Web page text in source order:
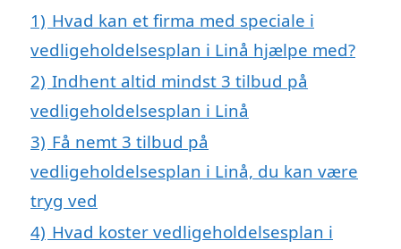
1) Hvad kan et firma med speciale i
vedligeholdelsesplan i Linå hjælpe med?
2) Indhent altid mindst 3 tilbud på
vedligeholdelsesplan i Linå
3) Få nemt 3 tilbud på
vedligeholdelsesplan i Linå, du kan være
tryg ved
4) Hvad koster vedligeholdelsesplan i